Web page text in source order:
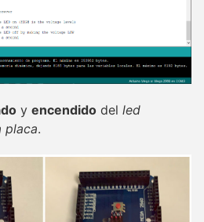
y encendido del led
placa.